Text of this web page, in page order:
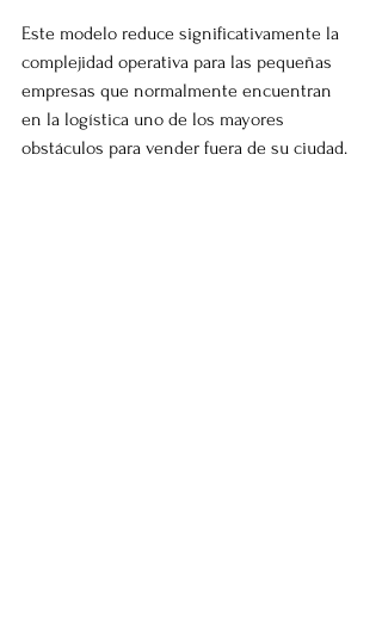
Este modelo reduce significativamente la
complejidad operativa para las pequeñas
empresas que normalmente encuentran
en la logística uno de los mayores
obstáculos para vender fuera de su ciudad.